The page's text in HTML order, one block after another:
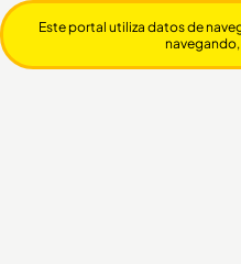
Este portal utiliza datos de